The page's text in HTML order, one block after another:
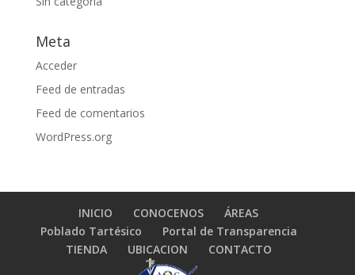
Meta
Acceder
Feed de entradas
Feed de comentarios
WordPress.org
INICIO CONOCENOS
ÁREAS
Poblado Tartésico
Portal de Transparencia
TIENDA
UBICACION CONTACTO